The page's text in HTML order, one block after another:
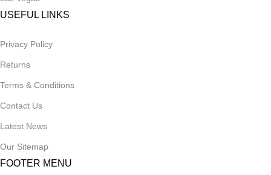
USEFUL LINKS
Privacy Policy
Returns
Terms & Conditions
Contact Us
Latest News
Our Sitemap
FOOTER MENU